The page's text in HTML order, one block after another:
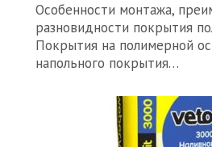
Особенности монтажа,
разновидности покрытия
Покрытия на полимерной
напольного покрытия…